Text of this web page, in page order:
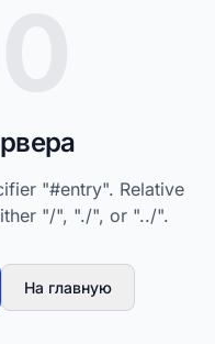
"#entry". Relative
"/", "./", or "../".
На главную